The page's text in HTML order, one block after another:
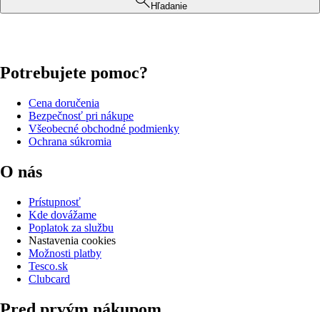
Hľadanie
Potrebujete pomoc?
Cena doručenia
Bezpečnosť pri nákupe
Všeobecné obchodné podmienky
Ochrana súkromia
O nás
Prístupnosť
Kde dovážame
Poplatok za službu
Nastavenia cookies
Možnosti platby
Tesco.sk
Clubcard